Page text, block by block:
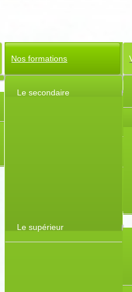
Nos formations
Le secondaire
Le supérieur